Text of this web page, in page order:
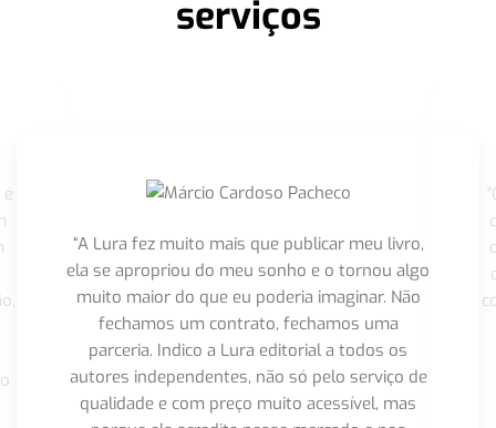
serviços
“A Lura fez muito mais que publicar meu livro,
ela se apropriou do meu sonho e o tornou algo
muito maior do que eu poderia imaginar. Não
fechamos um contrato, fechamos uma
parceria. Indico a Lura editorial a todos os
autores independentes, não só pelo serviço de
qualidade e com preço muito acessível, mas